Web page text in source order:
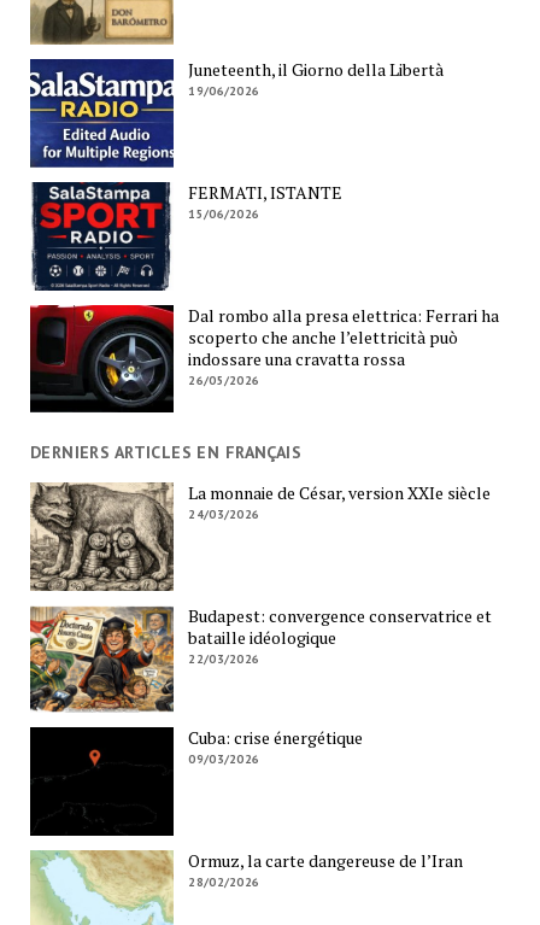
Juneteenth, il Giorno della Libertà
19/06/2026
FERMATI, ISTANTE
15/06/2026
Dal rombo alla presa elettrica: Ferrari ha
scoperto che anche l’elettricità può
indossare una cravatta rossa
26/05/2026
DERNIERS ARTICLES EN FRANÇAIS
La monnaie de César, version XXIe siècle
24/03/2026
Budapest: convergence conservatrice et
bataille idéologique
22/03/2026
Cuba: crise énergétique
09/03/2026
Ormuz, la carte dangereuse de l’Iran
28/02/2026